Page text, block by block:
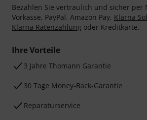
Bezahlen Sie vertraulich und sicher per
Vorkasse, PayPal, Amazon Pay, Klarna
Klarna Ratenzahlung oder Kreditkarte.
Ihre Vorteile
3 Jahre Thomann Garantie
30 Tage Money-Back-Garantie
Reparaturservice